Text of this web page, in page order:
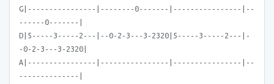
G|----------------|--------0-------|----------------|--
------0-------|
D|5-----3-----2---|--0-2-3---3-2320|5-----3-----2---|-
-0-2-3---3-2320|
A|----------------|----------------|----------------|--
--------------|